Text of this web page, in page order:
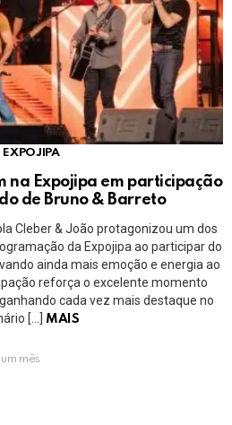
EXPOJIPA
na Expojipa em participação
de Bruno & Barreto
Cleber & João protagonizou um dos
da Expojipa ao participar do
ainda mais emoção e energia ao
reforça o excelente momento
cada vez mais destaque no
[…]
MAIS
mês